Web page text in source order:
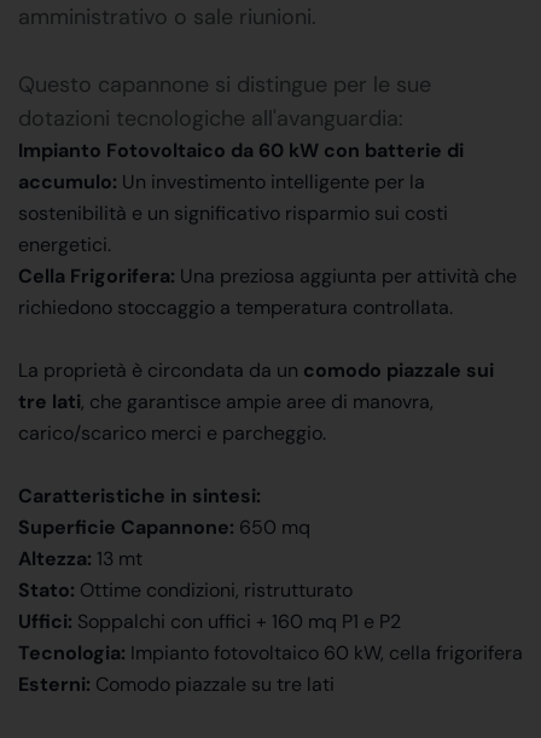
amministrativo o sale riunioni.
Questo capannone si distingue per le sue
dotazioni tecnologiche all'avanguardia:
Impianto Fotovoltaico da 60 kW con batterie di
accumulo: Un investimento intelligente per la
sostenibilità e un significativo risparmio sui costi
energetici.
Cella Frigorifera: Una preziosa aggiunta per attività che
richiedono stoccaggio a temperatura controllata.
La proprietà è circondata da un comodo piazzale sui
tre lati, che garantisce ampie aree di manovra,
carico/scarico merci e parcheggio.
Caratteristiche in sintesi:
Superficie Capannone: 650 mq
Altezza: 13 mt
Stato: Ottime condizioni, ristrutturato
Uffici: Soppalchi con uffici + 160 mq P1 e P2
Tecnologia: Impianto fotovoltaico 60 kW, cella frigorifera
Esterni: Comodo piazzale su tre lati